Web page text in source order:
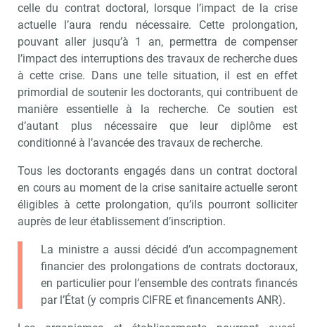
celle du contrat doctoral, lorsque l’impact de la crise
actuelle l’aura rendu nécessaire. Cette prolongation,
pouvant aller jusqu’à 1 an, permettra de compenser
l’impact des interruptions des travaux de recherche dues
à cette crise. Dans une telle situation, il est en effet
primordial de soutenir les doctorants, qui contribuent de
manière essentielle à la recherche. Ce soutien est
d’autant plus nécessaire que leur diplôme est
conditionné à l’avancée des travaux de recherche.
Tous les doctorants engagés dans un contrat doctoral
en cours au moment de la crise sanitaire actuelle seront
éligibles à cette prolongation, qu’ils pourront solliciter
auprès de leur établissement d’inscription.
La ministre a aussi décidé d’un accompagnement
financier des prolongations de contrats doctoraux,
en particulier pour l’ensemble des contrats financés
par l’État (y compris CIFRE et financements ANR).